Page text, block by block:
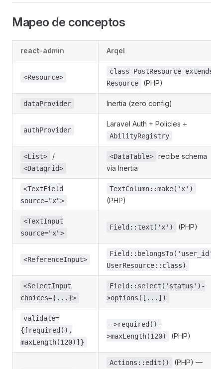
Mapeo de conceptos
react-admin Arqel
<Resource>
class PostResource extends
Resource
(PHP)
dataProvider Inertia (zero config)
authProvider
Laravel Auth + Policies +
AbilityRegistry
<List> /
<Datagrid>
<DataTable>
recibe schema
vía Inertia
<TextField
source="x">
TextColumn::make('x')
(PHP)
<TextInput
source="x">
Field::text('x') (PHP)
<ReferenceInput>
Field::belongsTo('user_id',
UserResource::class)
<SelectInput
choices={...}>
Field::select('status')-
>options([...])
validate=
{[required(),
maxLength(120)]}
->required()-
>maxLength(120)
(PHP)
Actions::edit()
(PHP) —